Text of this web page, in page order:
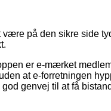
være på den sikre side
er e-mærket
at e-forretningen
genvej til at få